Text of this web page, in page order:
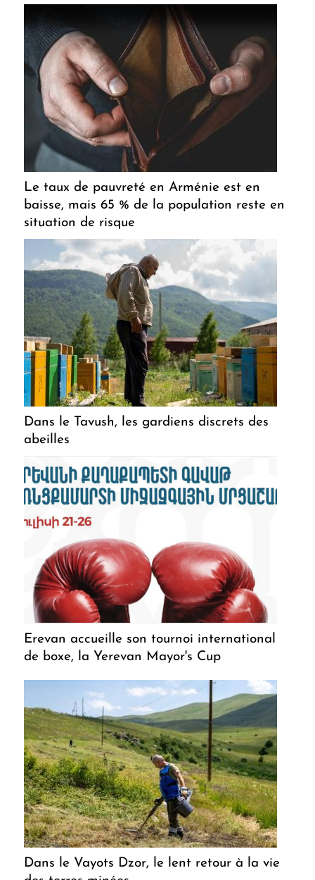
Le taux de pauvreté en Arménie est en
baisse, mais 65 % de la population reste en
situation de risque
Dans le Tavush, les gardiens discrets des
abeilles
Erevan accueille son tournoi international
de boxe, la Yerevan Mayor's Cup
Dans le Vayots Dzor, le lent retour à la vie